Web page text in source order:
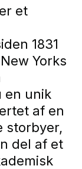
et
1831
Yorks
en unik
af en
storbyer,
del af et